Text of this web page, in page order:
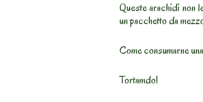
Queste arachidi non
un pacchetto da
Come consumarne
Tortamdo!